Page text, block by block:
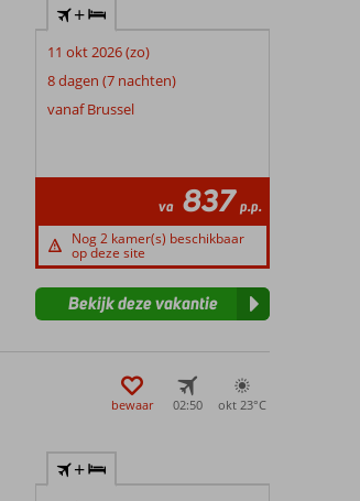
+
11 okt 2026 (zo)
8 dagen (7 nachten)
vanaf Brussel
va 837 p.p.
Nog 2 kamer(s) beschikbaar
op deze site
Bekijk deze vakantie
bewaar 02:50 okt 23°C
+